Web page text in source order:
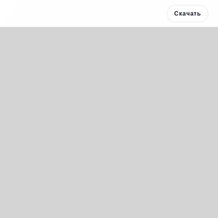
Скачать
Скачать